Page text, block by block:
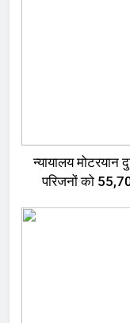
न्यायालय मोटरयान
परिजनों को